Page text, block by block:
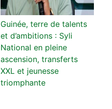
Guinée, terre de talents
et d’ambitions : Syli
National en pleine
ascension, transferts
XXL et jeunesse
triomphante